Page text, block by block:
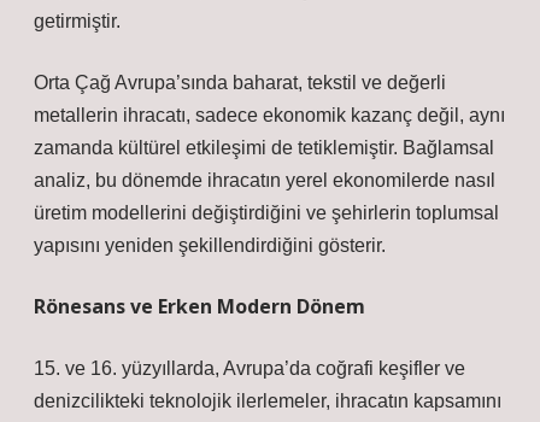
getirmiştir.
Orta Çağ Avrupa’sında baharat, tekstil ve değerli
metallerin ihracatı, sadece ekonomik kazanç değil, aynı
zamanda kültürel etkileşimi de tetiklemiştir. Bağlamsal
analiz, bu dönemde ihracatın yerel ekonomilerde nasıl
üretim modellerini değiştirdiğini ve şehirlerin toplumsal
yapısını yeniden şekillendirdiğini gösterir.
Rönesans ve Erken Modern Dönem
15. ve 16. yüzyıllarda, Avrupa’da coğrafi keşifler ve
denizcilikteki teknolojik ilerlemeler, ihracatın kapsamını